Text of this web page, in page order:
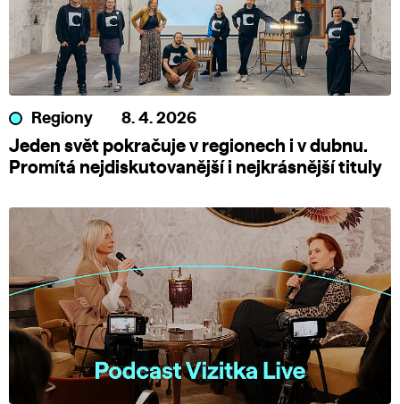
Regiony 8. 4. 2026
Jeden svět pokračuje v regionech i v dubnu.
Promítá nejdiskutovanější i nejkrásnější tituly